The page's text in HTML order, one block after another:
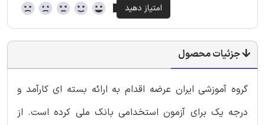
جزئیات محصول
گروه آموزشی ایران عرضه اقدام به ارائه بسته ای کارآمد و
درجه یک برای آزمون استخدامی بانک ملی کرده است. از